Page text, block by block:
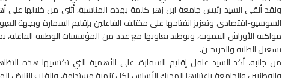
ولقد ألقى السيد رئيس جامعة ابن زهر كلمة بهذه المناسبة، أثنى من خلالها
السوسيو-اقتصادي وتعزيز انفتاحها على مختلف الفاعلين بإقليم السمارة وبجهة
مواكبة الأوراش التنموية، وتوطيد تعاونها مع عدد من المؤسسات الوطنية
تشغيل الطلبة والخريجين.
من جانبه، أكد السيد عامل إقليم السمارة، على الأهمية التي تكتسيها هذه